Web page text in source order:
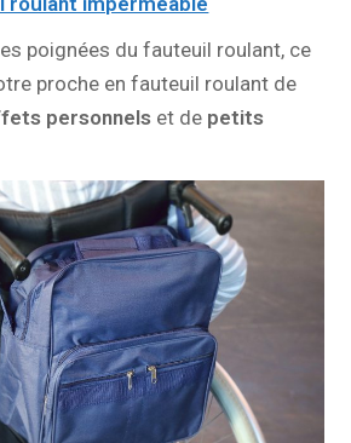
poignées du fauteuil roulant, ce
proche en fauteuil roulant de
personnels et de petits